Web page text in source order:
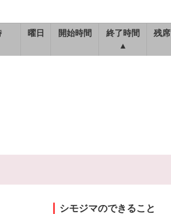
曜日 開始時間
終了時間
▲
残席
シモジマのできること